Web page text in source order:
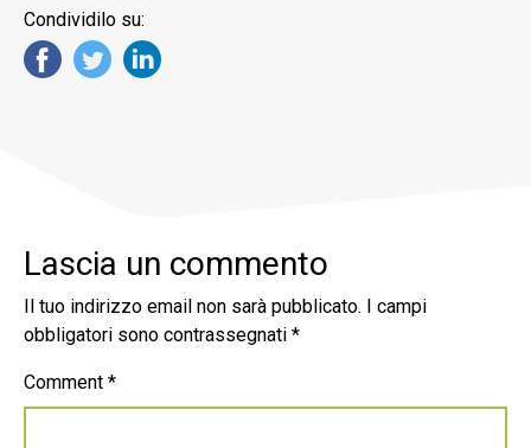
Condividilo su:
Lascia un commento
Il tuo indirizzo email non sarà pubblicato.
I campi
obbligatori sono contrassegnati *
Comment *